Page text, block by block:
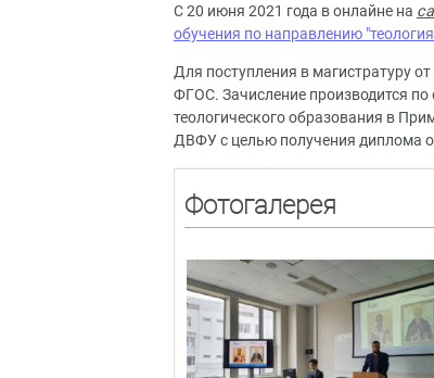
С 20 июня 2021 года в онлайне на
обучения по направлению
Для поступления в магистратуру
ФГОС. Зачисление производится
теологического образования в
ДВФУ с целью получения диплома
Фотогалерея